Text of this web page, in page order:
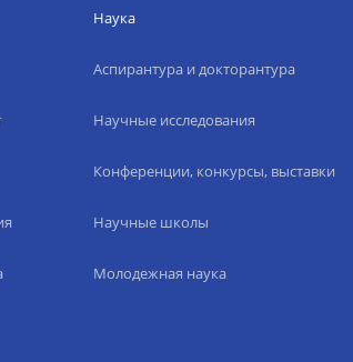
Наука
Аспирантура и докторантура
Научные исследования
Конференции, конкурсы, выставки
Научные школы
Молодежная наука